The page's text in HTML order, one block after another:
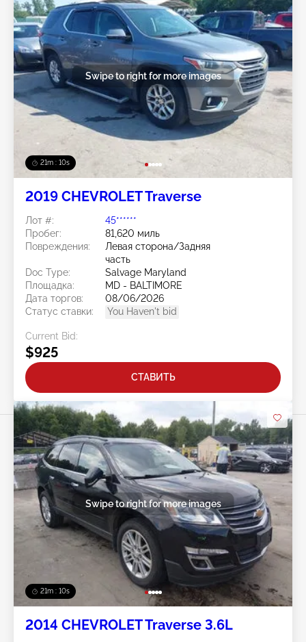
21m : 07s
Swipe to right for more images
2019 CHEVROLET Traverse
Лот #:
45******
Пробег:
81,620 миль
Повреждения:
Левая сторона/Задняя
часть
Doc Type:
Salvage Maryland
Площадка:
MD - BALTIMORE
Дата торгов:
08/06/2026
Статус ставки:
You Haven't bid
Current Bid:
$925
СТАВИТЬ
21m : 07s
Swipe to right for more images
2014 CHEVROLET Traverse 3.6L